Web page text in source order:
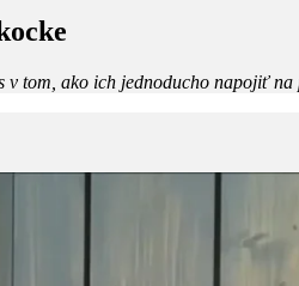
tom, ako ich jednoducho napojiť